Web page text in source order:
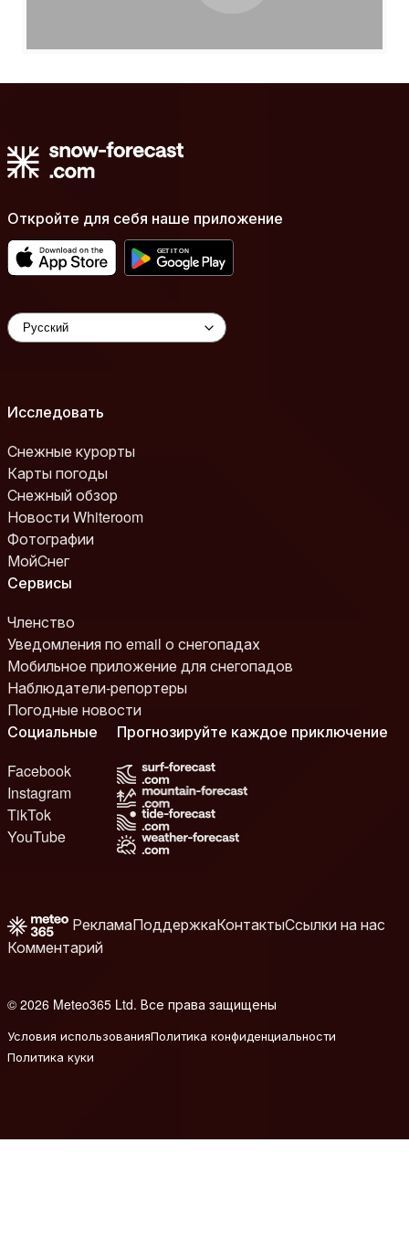
Откройте для себя наше приложение
Исследовать
Снежные курорты
Карты погоды
Снежный обзор
Новости Whiteroom
Фотографии
МойСнег
Сервисы
Членство
Уведомления по email о снегопадах
Мобильное приложение для снегопадов
Наблюдатели-репортеры
Погодные новости
Социальные
Facebook
Instagram
TikTok
YouTube
Прогнозируйте каждое приключение
РекламаПоддержкаКонтактыСсылки на нас
Комментарий
© 2026 Meteo365 Ltd. Все права защищены
Условия использованияПолитика конфиденциальности
Политика куки